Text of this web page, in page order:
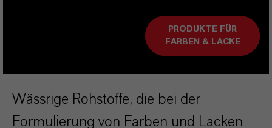
PRODUKTE FÜR
FARBEN & LACKE
Wässrige Rohstoffe, die bei der
Formulierung von Farben und Lacken